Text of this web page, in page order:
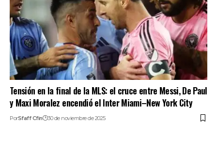
Tensión en la final de la MLS: el cruce entre Messi, De Paul
y Maxi Moralez encendió el Inter Miami–New York City
PorSfaff Cfin 30 de noviembre de 2025